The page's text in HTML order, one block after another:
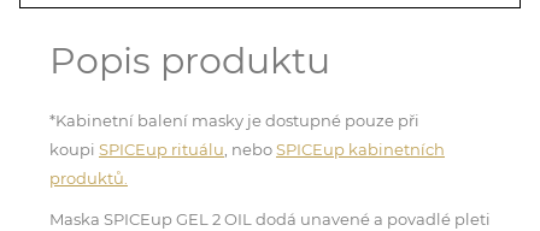
Popis produktu
*Kabinetní balení masky je dostupné pouze při
koupi SPICEup rituálu, neboSPICEup kabinetních
produktů.
Maska SPICEup GEL 2 OIL dodá unavené a povadlé pleti